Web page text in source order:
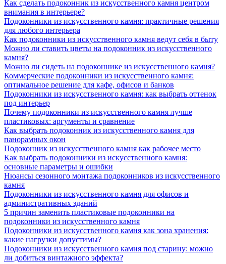
Как сделать подоконник из искусственного камня центром
внимания в интерьере?
Подоконники из искусственного камня: практичные решения
для любого интерьера
Как подоконники из искусственного камня ведут себя в быту
Можно ли ставить цветы на подоконник из искусственного
камня?
Можно ли сидеть на подоконнике из искусственного камня?
Коммерческие подоконники из искусственного камня:
оптимальное решение для кафе, офисов и банков
Подоконники из искусственного камня: как выбрать оттенок
под интерьер
Почему подоконники из искусственного камня лучше
пластиковых: аргументы и сравнение
Как выбрать подоконник из искусственного камня для
панорамных окон
Подоконник из искусственного камня как рабочее место
Как выбрать подоконники из искусственного камня:
основные параметры и ошибки
Нюансы сезонного монтажа подоконников из искусственного
камня
Подоконники из искусственного камня для офисов и
административных зданий
5 причин заменить пластиковые подоконники на
подоконники из искусственного камня
Подоконники из искусственного камня как зона хранения:
какие нагрузки допустимы?
Подоконники из искусственного камня под старину: можно
ли добиться винтажного эффекта?